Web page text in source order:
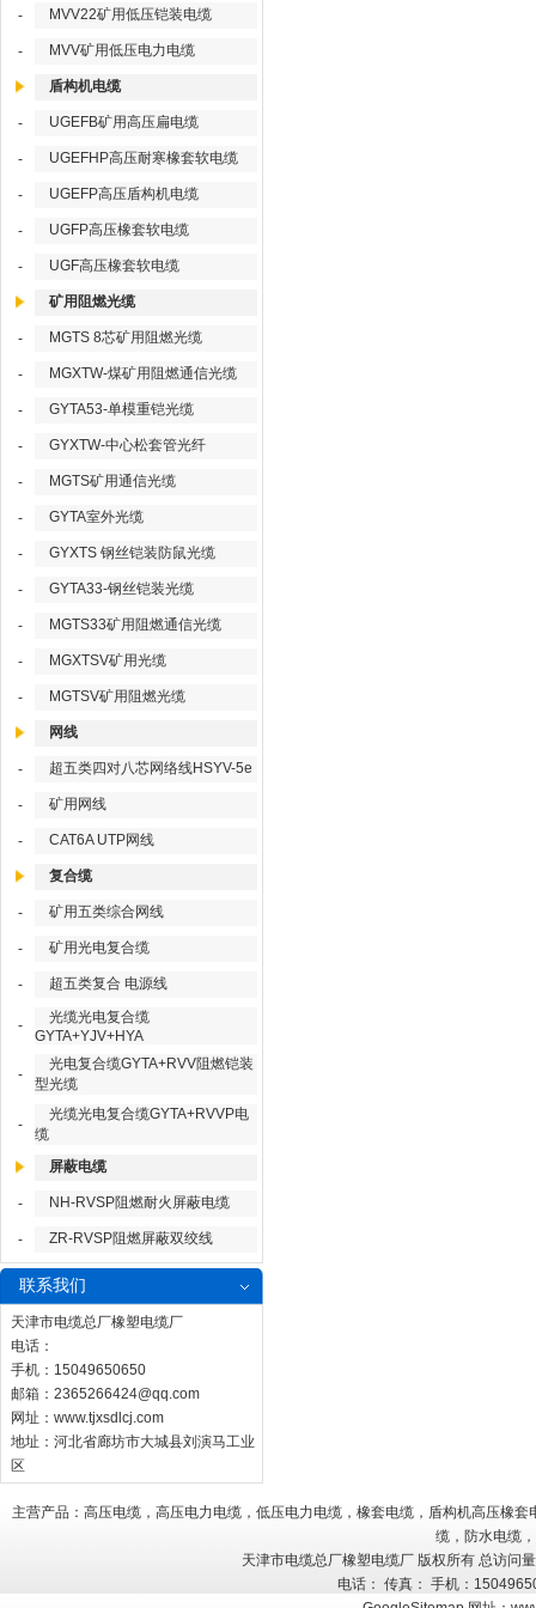
- MVV22矿用低压铠装电缆
- MVV矿用低压电力电缆
盾构机电缆
- UGEFB矿用高压扁电缆
- UGEFHP高压耐寒橡套软电缆
- UGEFP高压盾构机电缆
- UGFP高压橡套软电缆
- UGF高压橡套软电缆
矿用阻燃光缆
- MGTS 8芯矿用阻燃光缆
- MGXTW-煤矿用阻燃通信光缆
- GYTA53-单模重铠光缆
- GYXTW-中心松套管光纤
- MGTS矿用通信光缆
- GYTA室外光缆
- GYXTS 钢丝铠装防鼠光缆
- GYTA33-钢丝铠装光缆
- MGTS33矿用阻燃通信光缆
- MGXTSV矿用光缆
- MGTSV矿用阻燃光缆
网线
- 超五类四对八芯网络线HSYV-5e
- 矿用网线
- CAT6A UTP网线
复合缆
- 矿用五类综合网线
- 矿用光电复合缆
- 超五类复合 电源线
-
光缆光电复合缆
GYTA+YJV+HYA
-
光电复合缆GYTA+RVV阻燃铠装
型光缆
-
光缆光电复合缆GYTA+RVVP电
缆
屏蔽电缆
- NH-RVSP阻燃耐火屏蔽电缆
- ZR-RVSP阻燃屏蔽双绞线
联系我们
天津市电缆总厂橡塑电缆厂
电话：
手机：15049650650
邮箱： 2365266424@qq.com
网址： www.tjxsdlcj.com
地址：河北省廊坊市大城县刘演马工业
区
主营产品：高压电缆，高压电力电缆，低压电力电缆，橡套电缆，盾构机高压橡
缆，防水电缆
天津市电缆总厂橡塑电缆厂 版权所有 总访问
电话： 传真： 手机：